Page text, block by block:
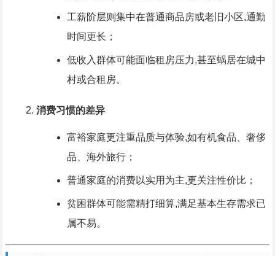
工薪阶层则集中在普通商品房或老旧小区,通勤
时间更长；
低收入群体可能面临租房压力,甚至蜗居在城中
村或合租房。
消费习惯的差异
富裕家庭更注重品质与体验,如有机食品、奢侈
品、海外旅行；
普通家庭的消费以实用为主,更关注性价比；
贫困群体可能需精打细算,满足基本生存需求已
属不易。